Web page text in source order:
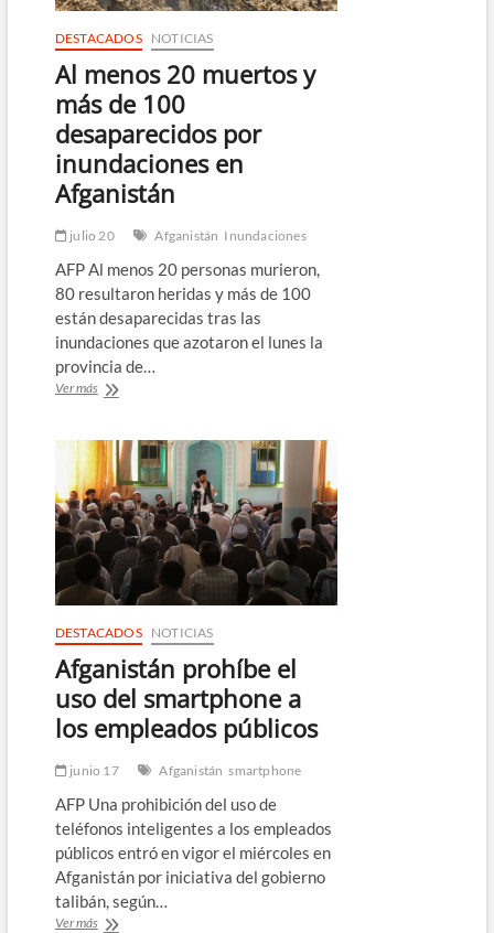
DESTACADOS NOTICIAS
Al menos 20 muertos y
más de 100
desaparecidos por
inundaciones en
Afganistán
julio 20 Afganistán Inundaciones
AFP Al menos 20 personas murieron,
80 resultaron heridas y más de 100
están desaparecidas tras las
inundaciones que azotaron el lunes la
provincia de…
Ver másAl
muertos
más
de
100
desaparecidos
por
inundaciones
en
DESTACADOS NOTICIAS
Afganistán prohíbe el
uso del smartphone a
los empleados públicos
junio 17 Afganistán smartphone
AFP Una prohibición del uso de
teléfonos inteligentes a los empleados
públicos entró en vigor el miércoles en
Afganistán por iniciativa del gobierno
talibán, según…
Ver másAfganistán